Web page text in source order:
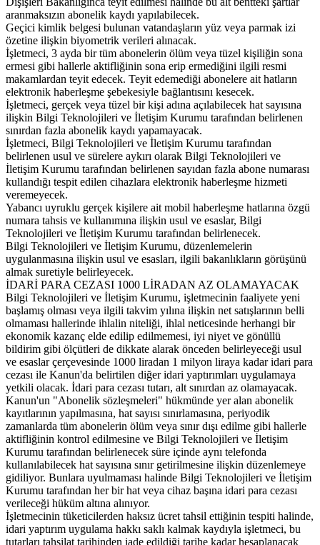
aranmaksızın abonelik kaydı yapılabilecek.
Geçici kimlik belgesi bulunan vatandaşların yüz veya parmak izi
özetine ilişkin biyometrik verileri alınacak.
İşletmeci, 3 ayda bir tüm abonelerin ölüm veya tüzel kişiliğin sona
ermesi gibi hallerle aktifliğinin sona erip ermediğini ilgili resmi
makamlardan teyit edecek. Teyit edemediği abonelere ait hatların
elektronik haberleşme şebekesiyle bağlantısını kesecek.
İşletmeci, gerçek veya tüzel bir kişi adına açılabilecek hat sayısına
ilişkin Bilgi Teknolojileri ve İletişim Kurumu tarafından belirlenen
sınırdan fazla abonelik kaydı yapamayacak.
İşletmeci, Bilgi Teknolojileri ve İletişim Kurumu tarafından
belirlenen usul ve sürelere aykırı olarak Bilgi Teknolojileri ve
İletişim Kurumu tarafından belirlenen sayıdan fazla abone numarası
kullandığı tespit edilen cihazlara elektronik haberleşme hizmeti
veremeyecek.
Yabancı uyruklu gerçek kişilere ait mobil haberleşme hatlarına özgü
numara tahsis ve kullanımına ilişkin usul ve esaslar, Bilgi
Teknolojileri ve İletişim Kurumu tarafından belirlenecek.
Bilgi Teknolojileri ve İletişim Kurumu, düzenlemelerin
uygulanmasına ilişkin usul ve esasları, ilgili bakanlıkların görüşünü
almak suretiyle belirleyecek.
İDARİ PARA CEZASI 1000 LİRADAN AZ OLAMAYACAK
Bilgi Teknolojileri ve İletişim Kurumu, işletmecinin faaliyete yeni
başlamış olması veya ilgili takvim yılına ilişkin net satışlarının belli
olmaması hallerinde ihlalin niteliği, ihlal neticesinde herhangi bir
ekonomik kazanç elde edilip edilmemesi, iyi niyet ve gönüllü
bildirim gibi ölçütleri de dikkate alarak önceden belirleyeceği usul
ve esaslar çerçevesinde 1000 liradan 1 milyon liraya kadar idari para
cezası ile Kanun'da belirtilen diğer idari yaptırımları uygulamaya
yetkili olacak. İdari para cezası tutarı, alt sınırdan az olamayacak.
Kanun'un "Abonelik sözleşmeleri" hükmünde yer alan abonelik
kayıtlarının yapılmasına, hat sayısı sınırlamasına, periyodik
zamanlarda tüm abonelerin ölüm veya sınır dışı edilme gibi hallerle
aktifliğinin kontrol edilmesine ve Bilgi Teknolojileri ve İletişim
Kurumu tarafından belirlenecek süre içinde aynı telefonda
kullanılabilecek hat sayısına sınır getirilmesine ilişkin düzenlemeye
gidiliyor. Bunlara uyulmaması halinde Bilgi Teknolojileri ve İletişim
Kurumu tarafından her bir hat veya cihaz başına idari para cezası
verileceği hüküm altına alınıyor.
İşletmecinin tüketicilerden haksız ücret tahsil ettiğinin tespiti halinde,
idari yaptırım uygulama hakkı saklı kalmak kaydıyla işletmeci, bu
tutarları tahsilat tarihinden iade edildiği tarihe kadar hesaplanacak